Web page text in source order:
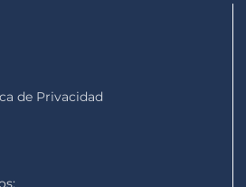
de Privacidad